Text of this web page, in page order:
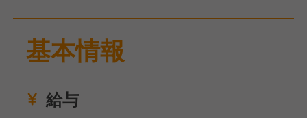
い、お客様一人ひとりに合わせたサービスを提供しま
す。
■空間づくり
基本情報
給与